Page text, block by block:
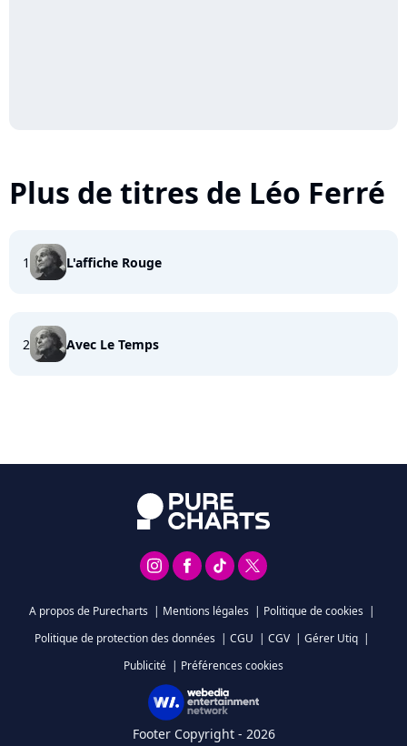
Plus de titres de Léo Ferré
1 L'affiche Rouge
2 Avec Le Temps
A propos de Purecharts | Mentions légales | Politique de cookies |
Politique de protection des données | CGU | CGV | Gérer Utiq |
Publicité | Préférences cookies
Footer Copyright - 2026